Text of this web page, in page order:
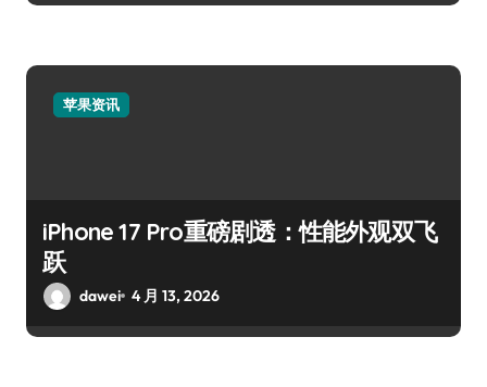
苹果资讯
iPhone 17 Pro重磅剧透：性能外观双飞
跃
dawei 4 月 13, 2026